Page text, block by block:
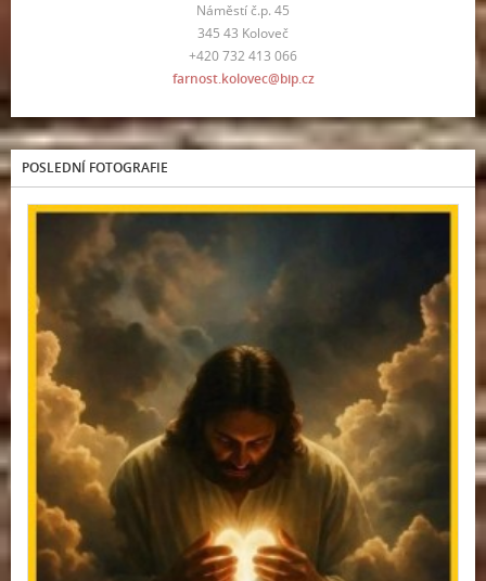
Náměstí č.p. 45
345 43 Koloveč
+420 732 413 066
farnost.kolovec@bip.cz
POSLEDNÍ FOTOGRAFIE